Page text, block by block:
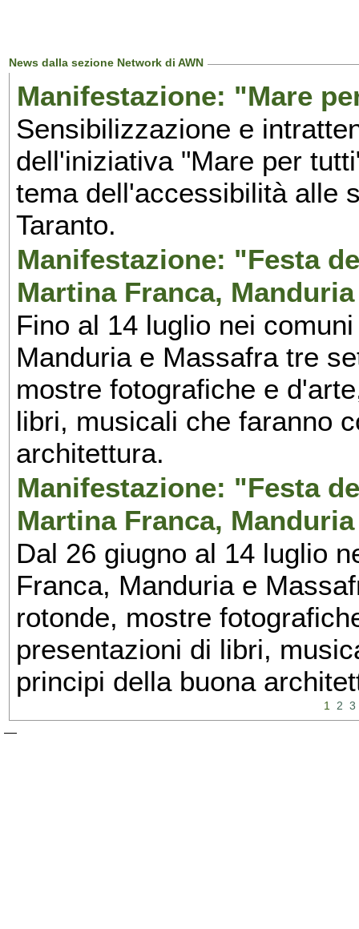
News dalla sezione Network di AWN
Manifestazione: "Mare
Sensibilizzazione e
dell'iniziativa "Mare per
tema dell'accessibilità alle
Taranto.
Manifestazione: "Festa
Martina Franca,
Fino al 14 luglio nei
Manduria e Massafra tre
mostre fotografiche e
libri, musicali che faranno
architettura.
Manifestazione: "Festa
Martina Franca,
Dal 26 giugno al 14 luglio
Franca, Manduria e
rotonde, mostre
presentazioni di libri,
principi della buona
1 2 3